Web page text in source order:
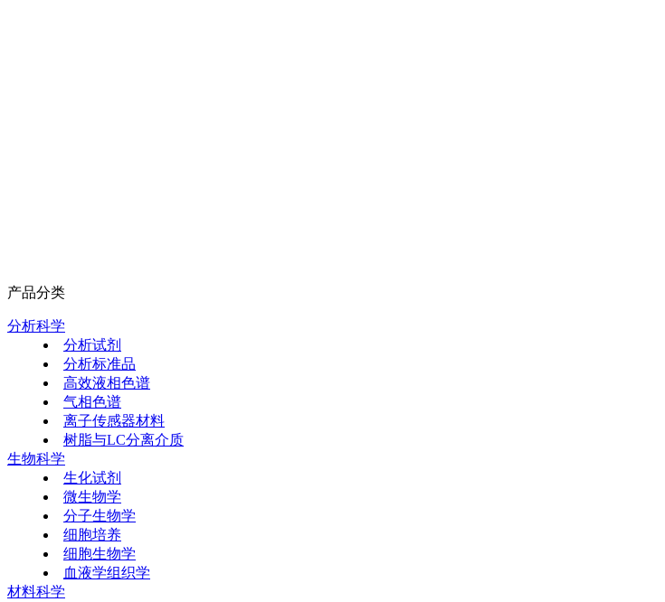
产品分类
分析科学
分析试剂
分析标准品
高效液相色谱
气相色谱
离子传感器材料
树脂与LC分离介质
生物科学
生化试剂
微生物学
分子生物学
细胞培养
细胞生物学
血液学组织学
材料科学